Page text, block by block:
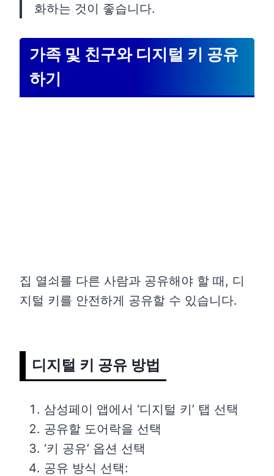
화하는 것이 좋습니다.
가족 및 친구와 디지털 키 공유
하기
집 열쇠를 다른 사람과 공유해야 할 때, 디
지털 키를 안전하게 공유할 수 있습니다.
디지털 키 공유 방법
삼성페이 앱에서 ‘디지털 키’ 탭 선택
공유할 도어락을 선택
‘키 공유’ 옵션 선택
공유 방식 선택: